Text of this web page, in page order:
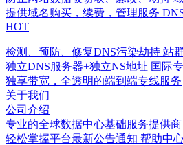
提供域名购买，续费，管理服务
HOT
检测、预防、修复DNS污染劫持 站
独立DNS服务器+独立NS地址 国际
独享带宽，全透明的端到端专线服务
关于我们
公司介绍
专业的全球数据中心基础服务提供商
轻松掌握平台最新公告通知 帮助中